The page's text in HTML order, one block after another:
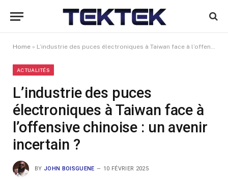
Home » L’industrie des puces électroniques à Taiwan face à l’offensive chinoise : un avenir incertain ?
ACTUALITÉS
L’industrie des puces
électroniques à Taiwan face à
l’offensive chinoise : un avenir
incertain ?
BY JOHN BOISGUENE 10 FÉVRIER 2025